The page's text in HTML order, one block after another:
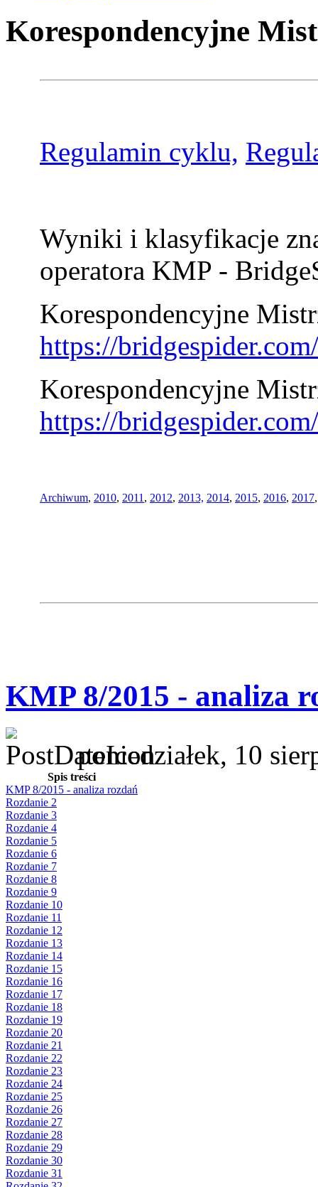
Korespondencyjne
Regulamin cyklu,
Wyniki i klasyfikacje
operatora KMP -
Korespondencyjne
https://
Korespondencyjne
https://
Archiwum, 2010, 2011 , 2012, 2013, 2014, 2015, 2016, 2017
KMP 8/2015 - analiza
poniedziałek, 10
Spis treści
KMP 8/2015 - analiza rozdań
Rozdanie 2
Rozdanie 3
Rozdanie 4
Rozdanie 5
Rozdanie 6
Rozdanie 7
Rozdanie 8
Rozdanie 9
Rozdanie 10
Rozdanie 11
Rozdanie 12
Rozdanie 13
Rozdanie 14
Rozdanie 15
Rozdanie 16
Rozdanie 17
Rozdanie 18
Rozdanie 19
Rozdanie 20
Rozdanie 21
Rozdanie 22
Rozdanie 23
Rozdanie 24
Rozdanie 25
Rozdanie 26
Rozdanie 27
Rozdanie 28
Rozdanie 29
Rozdanie 30
Rozdanie 31